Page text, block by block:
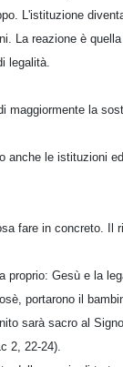
L'istituzione
La reazione è
legalità.
maggiormente la
anche le istituzioni
fare in concreto. Il
proprio: Gesù e la
portarono il
sarà sacro al
2, 22-24).